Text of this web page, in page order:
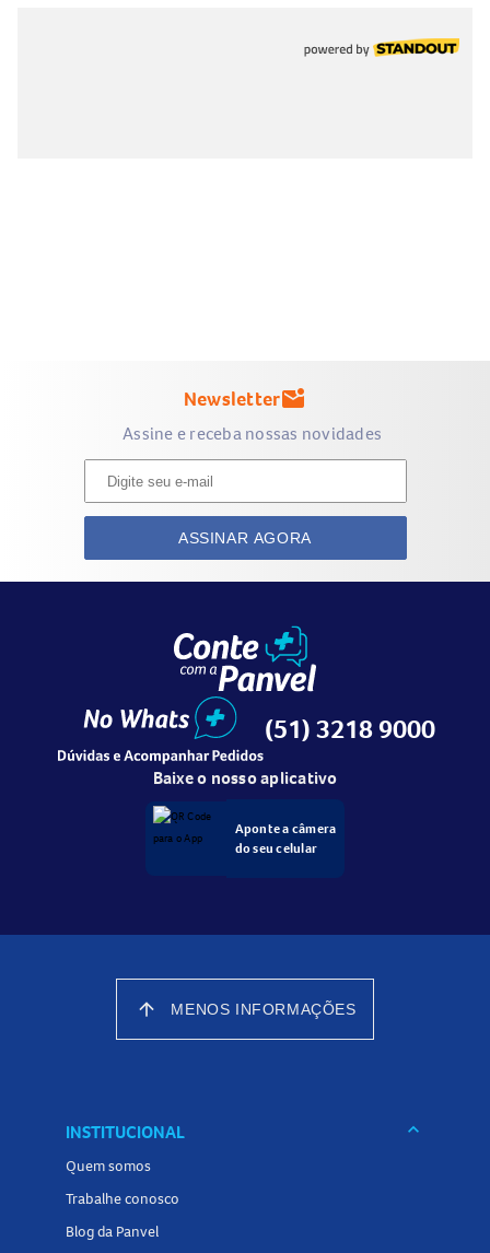
Newslettermark_email_unread
Assine e receba nossas novidades
ASSINAR AGORA
(51) 3218 9000
Baixe o nosso aplicativo
Aponte a câmera
do seu celular
arrow_upward MENOS INFORMAÇÕES
INSTITUCIONAL keyboard_arrow_down
Quem somos
Trabalhe conosco
Blog da Panvel